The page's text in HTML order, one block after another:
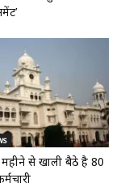
से खाली बैठे है 80